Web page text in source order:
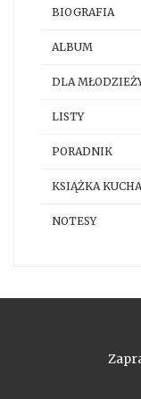
BIOGRAFIA
ALBUM
DLA
LISTY
PORADNIK
KSIĄŻKA
NOTESY